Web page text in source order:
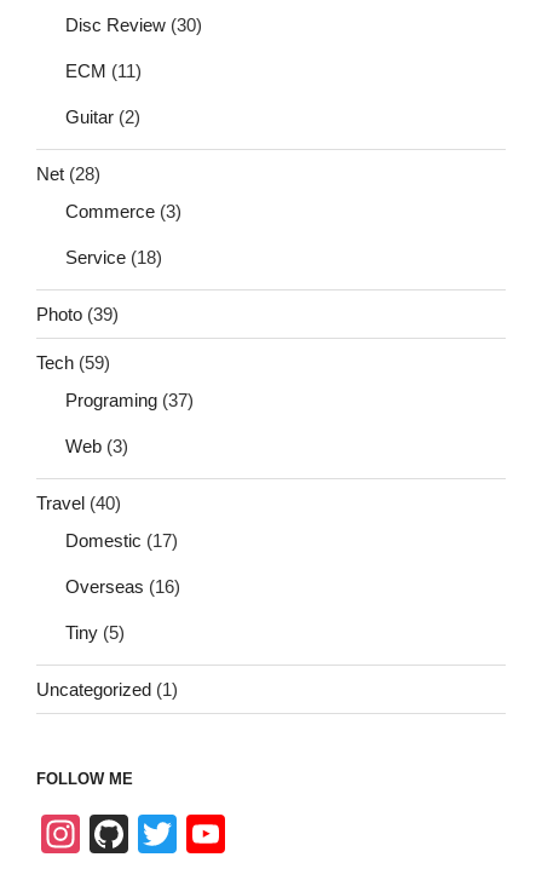
Disc Review (30)
ECM (11)
Guitar (2)
Net (28)
Commerce (3)
Service (18)
Photo (39)
Tech (59)
Programing (37)
Web (3)
Travel (40)
Domestic (17)
Overseas (16)
Tiny (5)
Uncategorized (1)
FOLLOW ME
In
Gi T